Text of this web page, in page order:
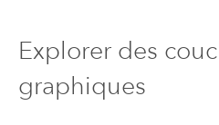
Explorer des
graphiques